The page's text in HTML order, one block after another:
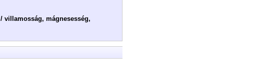
villamosság, mágnesesség,